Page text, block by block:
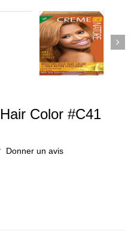
Color #C41
Donner un avis